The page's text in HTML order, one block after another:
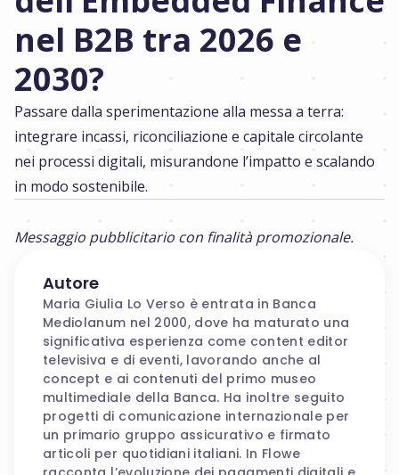
Autore
Maria Giulia Lo Verso è entrata in Banca
Mediolanum nel 2000, dove ha maturato una
significativa esperienza come content editor
televisiva e di eventi, lavorando anche al
concept e ai contenuti del primo museo
multimediale della Banca. Ha inoltre seguito
progetti di comunicazione internazionale per
un primario gruppo assicurativo e firmato
articoli per quotidiani italiani. In Flowe
nel B2B tra 2026 e
2030?
Passare dalla sperimentazione alla messa a terra:
integrare incassi, riconciliazione e capitale circolante
nei processi digitali, misurandone l’impatto e scalando
in modo sostenibile.
Messaggio pubblicitario con finalità promozionale.